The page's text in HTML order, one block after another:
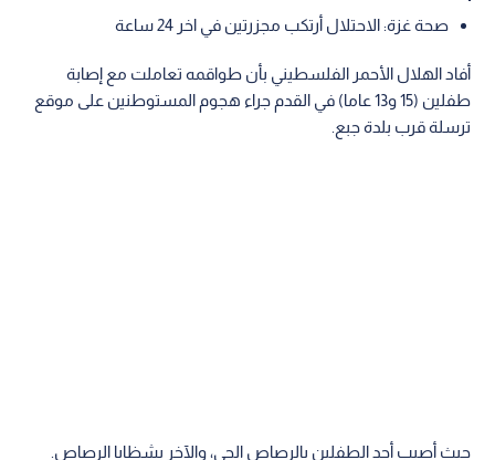
صحة غزة: الاحتلال أرتكب مجزرتين في اخر 24 ساعة
أفاد الهلال الأحمر الفلسطيني بأن طواقمه تعاملت مع إصابة
طفلين (15 و13 عاما) في القدم جراء هجوم المستوطنين على موقع
ترسلة قرب بلدة جبع.
حيث أصيب أحد الطفلين بالرصاص الحي، والآخر بشظايا الرصاص.